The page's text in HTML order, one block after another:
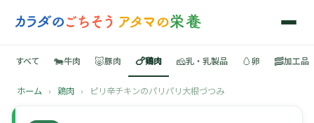
すべて 🐄牛肉 🐷豚肉 🍗鶏肉 🧀乳・乳製品 🥚卵 🥓加工品
ホーム › 鶏肉 › ピリ辛チキンのパリパリ大根づつみ